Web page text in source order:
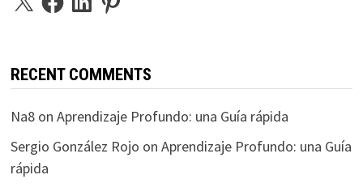
General
REDES SOCIALES
X Facebook
LinkedInPinterest